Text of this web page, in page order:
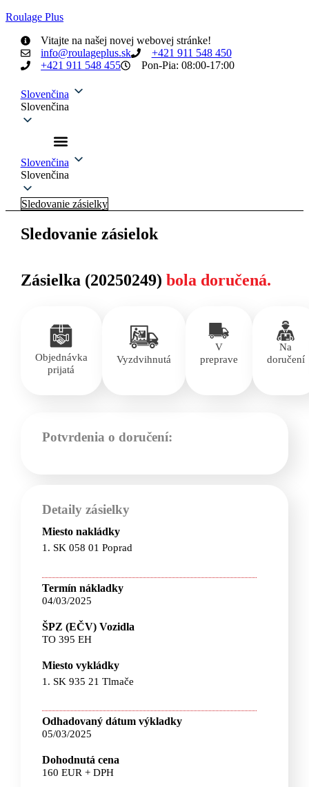
Roulage Plus
Vitajte na našej novej webovej stránke!
info@roulageplus.sk
+421 911 548 450
+421 911 548 455
Pon-Pia: 08:00-17:00
Slovenčina
Slovenčina
Slovenčina
Slovenčina
Sledovanie zásielky
Sledovanie zásielok
Zásielka (20250249) bola doručená.
Objednávka
prijatá
Vyzdvihnutá
V
preprave
Na
doručení
Potvrdenia o doručení:
Detaily zásielky
Miesto nakládky
1. SK 058 01 Poprad
Termín nákladky
04/03/2025
ŠPZ (EČV) Vozidla
TO 395 EH
Miesto vykládky
1. SK 935 21 Tlmače
Odhadovaný dátum výkladky
05/03/2025
Dohodnutá cena
160 EUR + DPH